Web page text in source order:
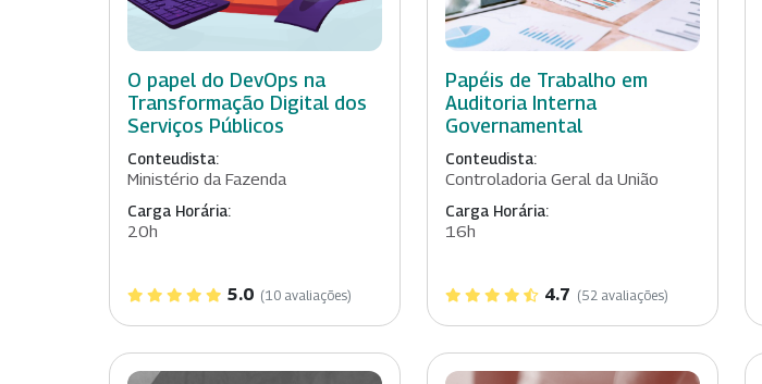
O papel do DevOps na
Transformação Digital dos
Serviços Públicos
Conteudista:
Ministério da Fazenda
Carga Horária:
20h
5.0 (10 avaliações)
Papéis de Trabalho em
Auditoria Interna
Governamental
Conteudista:
Controladoria Geral da União
Carga Horária:
16h
4.7 (52 avaliações)